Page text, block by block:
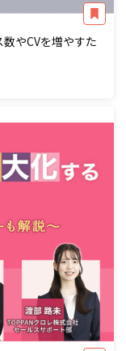
やCVを増やすた